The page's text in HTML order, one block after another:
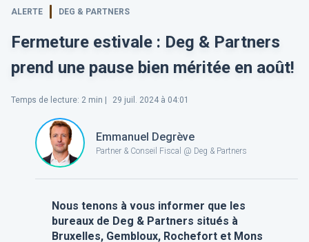
ALERTE DEG & PARTNERS
Fermeture estivale : Deg & Partners
prend une pause bien méritée en août!
Temps de lecture: 2 min | 29 juil. 2024 à 04:01
Emmanuel Degrève
Partner & Conseil Fiscal @ Deg & Partners
Nous tenons à vous informer que les
bureaux de Deg & Partners situés à
Bruxelles, Gembloux, Rochefort et Mons